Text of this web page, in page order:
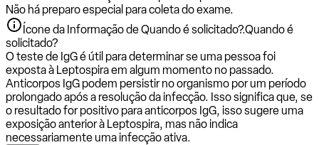
Não há preparo especial para coleta do exame.
Ícone da Informação de Quando é solicitado?.Quando é
solicitado?
O teste de IgG é útil para determinar se uma pessoa foi
exposta à Leptospira em algum momento no passado.
Anticorpos IgG podem persistir no organismo por um período
prolongado após a resolução da infecção. Isso significa que, se
o resultado for positivo para anticorpos IgG, isso sugere uma
exposição anterior à Leptospira, mas não indica
necessariamente uma infecção ativa.